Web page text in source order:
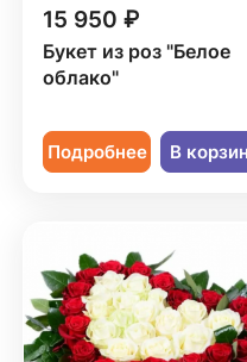
15 950 ₽
Букет из роз "Белое
облако"
Подробнее В